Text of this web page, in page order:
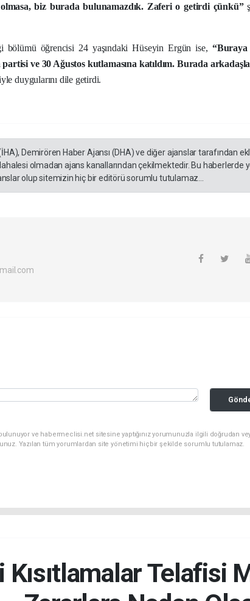
biz burada bulunamazdık. Zaferi o getirdi çünkü”
bölümü öğrencisi 24 yaşındaki Hüseyin Ergün ise, “Buraya
ve 30 Ağustos kutlamasına katıldım. Burada
duygularını dile getirdi.
Demirören Haber Ajansı (DHA) ve diğer ajanslar tarafından
olmadan ajans kanallarından çekilmektedir. Bu haberlerde
olup sitemizin hiç bir editörü sorumlu tutulamaz...
ve habermeclisi.net sitesine yaptığınız yorumunuzla ilgili doğrudan
Yazılan tüm yorumlardan site yönetimi hiçbir şekilde sorumlu tutulamaz.
Kısıtlamalar Telafisi